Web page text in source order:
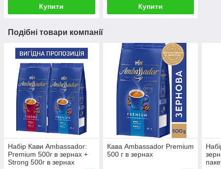
Купити Купити
Подібні товари компанії
Набір Кави Ambassador:
Premium 500г в зернах +
Strong 500г в зернах
Кава Ambassador Premium
500 г в зернах